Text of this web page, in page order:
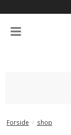
Forside / shop